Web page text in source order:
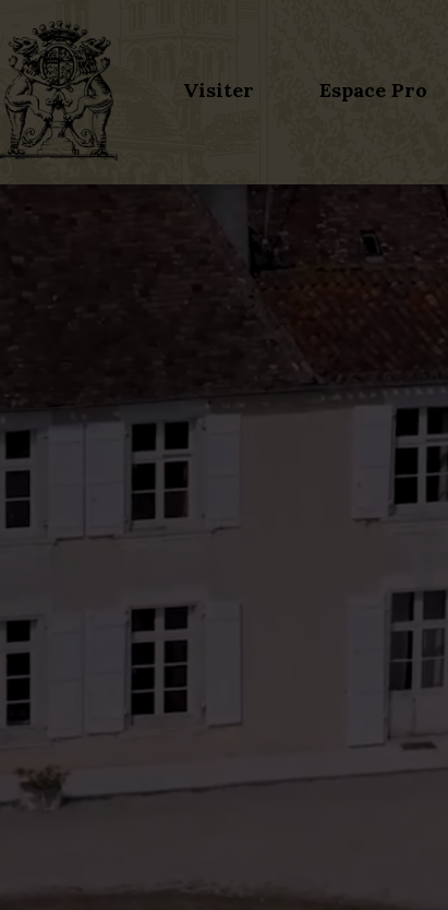
Visiter Espace Pro